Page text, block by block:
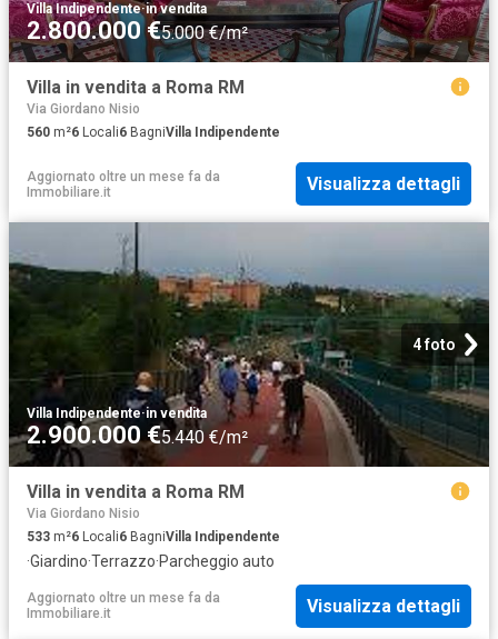
Villa Indipendente·in vendita
2.800.000 €5.000 €/m²
Villa in vendita a Roma RM
Via Giordano Nisio
560 m²6 Locali6 BagniVilla Indipendente
Aggiornato oltre un mese fa da
Immobiliare.it
Visualizza dettagli
4 foto
Villa Indipendente·in vendita
2.900.000 €5.440 €/m²
Villa in vendita a Roma RM
Via Giordano Nisio
533 m²6 Locali6 BagniVilla Indipendente
·Giardino·Terrazzo·Parcheggio auto
Aggiornato oltre un mese fa da
Immobiliare.it
Visualizza dettagli